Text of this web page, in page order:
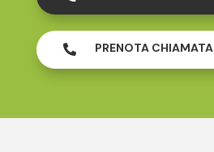
 PRENOTA CHIAMATA